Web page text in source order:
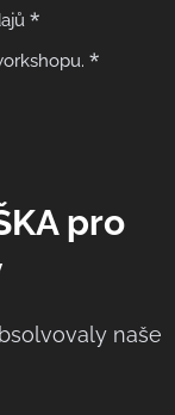
pro
naše